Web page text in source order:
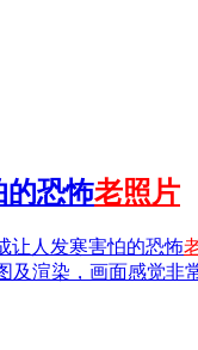
的恐怖老照片
让人发寒害怕的恐怖
及渲染，画面感觉非